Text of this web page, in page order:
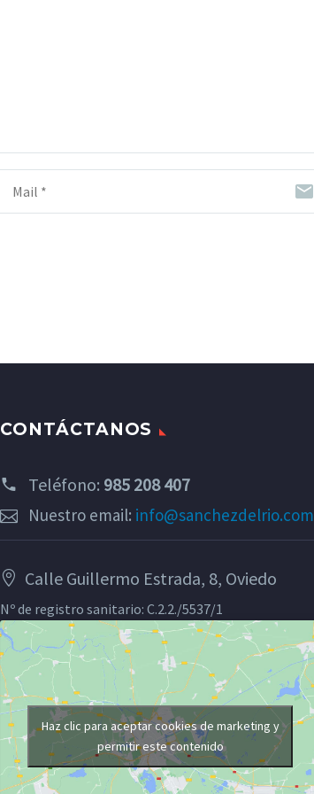
CONTÁCTANOS
Teléfono: 985 208 407
Nuestro email: info@sanchezdelrio.com
Calle Guillermo Estrada, 8, Oviedo
Nº de registro sanitario: C.2.2./5537/1
Haz clic para aceptar cookies de marketing y
permitir este contenido